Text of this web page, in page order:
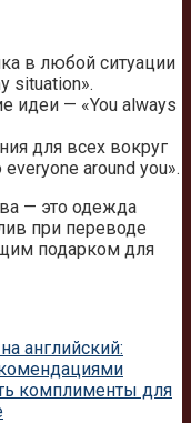
в любой ситуации
situation».
идеи — «You always
для всех вокруг
around you».
— это одежда
при переводе
подарком для
английский:
комплименты для